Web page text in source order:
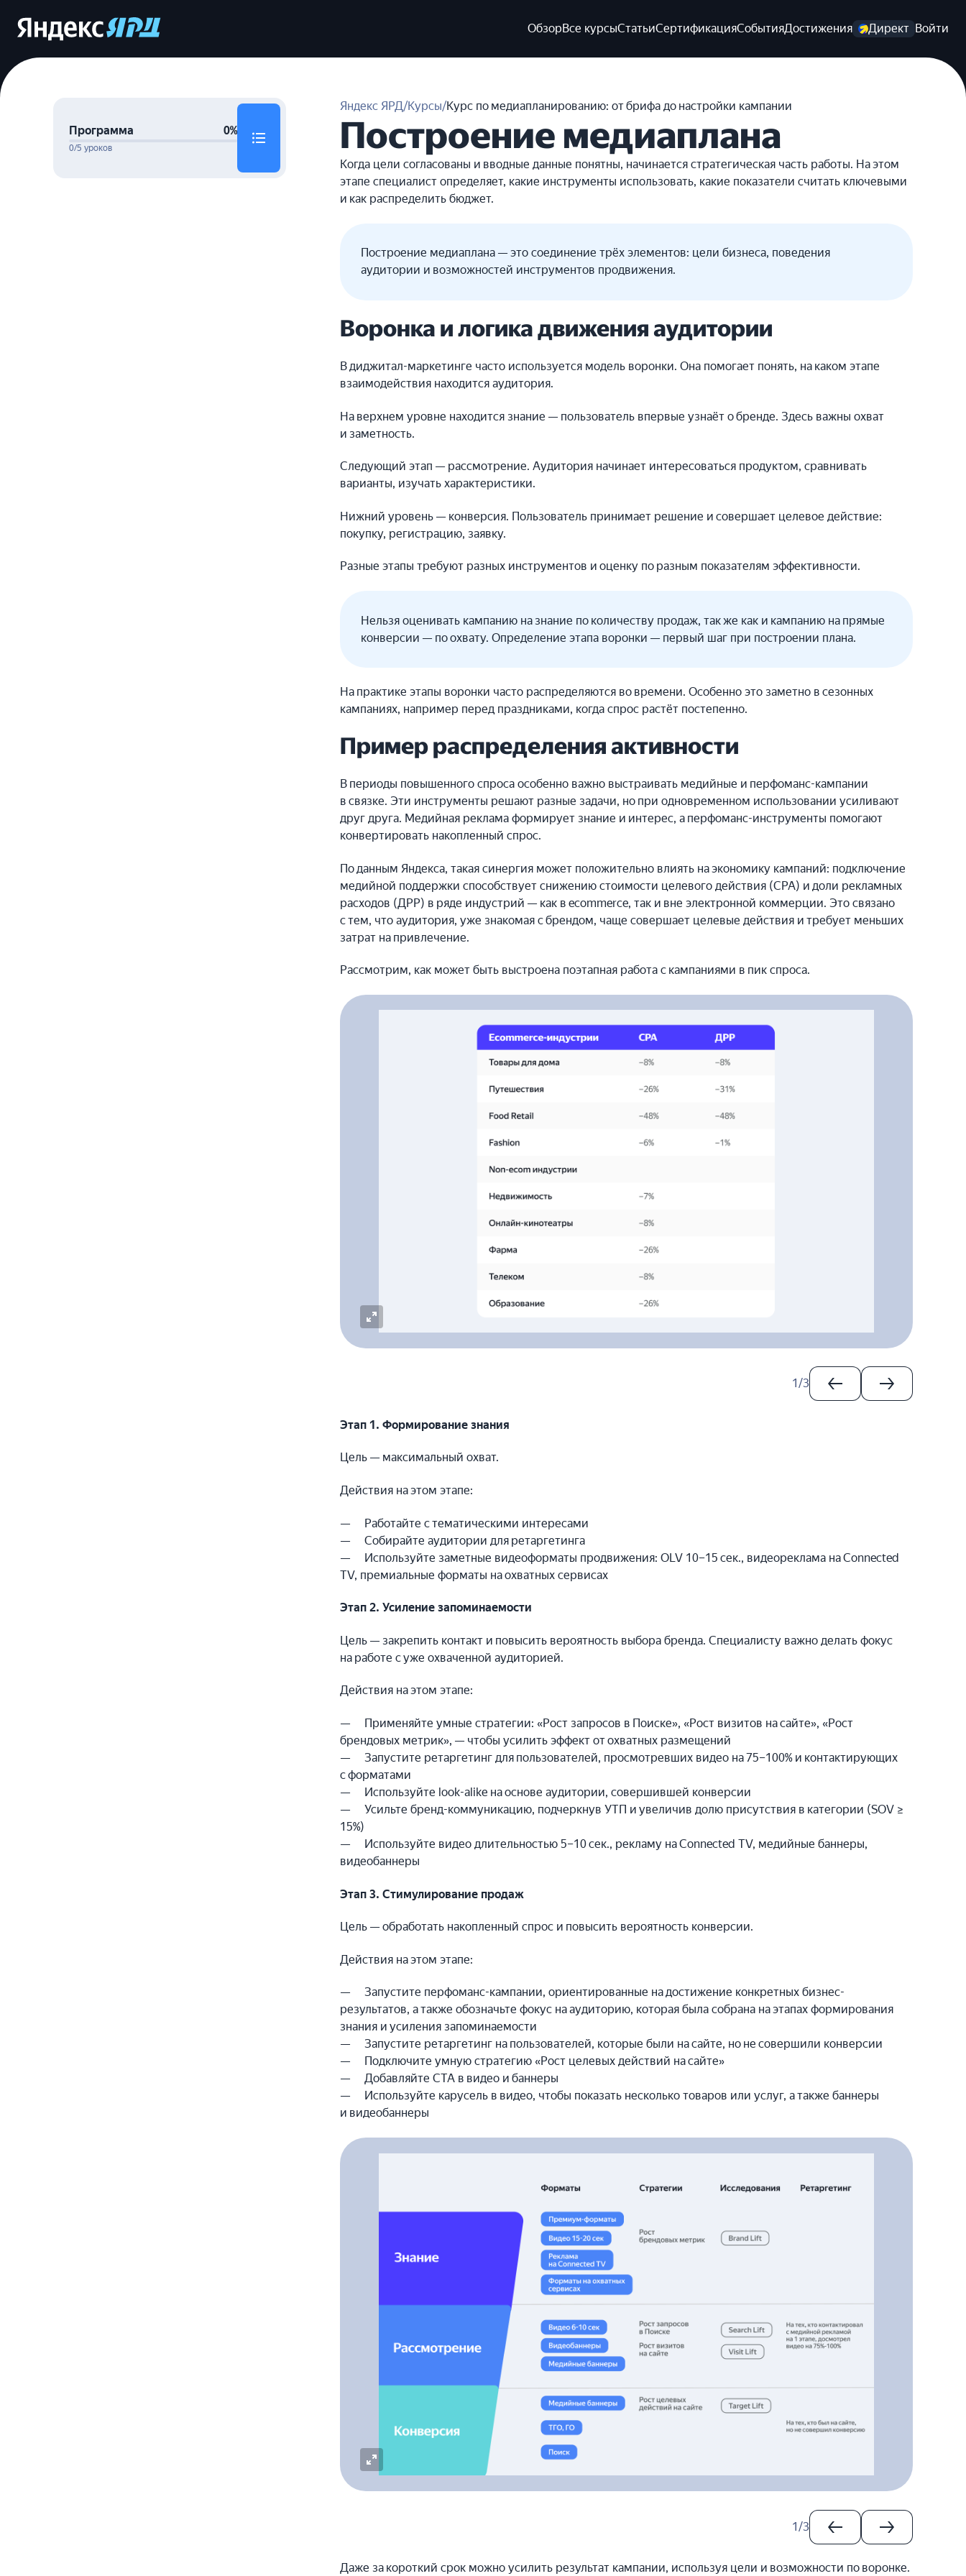
ОбзорВсе курсыСтатьиСертификацияСобытияДостижения Директ Войти
Программа 0%
0/5 уроков
Яндекс ЯРД/Курсы/Курс по медиапланированию: от брифа до настройки кампании
Построение медиаплана
Когда цели согласованы и вводные данные понятны, начинается стратегическая часть работы. На этом
этапе специалист определяет, какие инструменты использовать, какие показатели считать ключевыми
и как распределить бюджет.
Построение медиаплана — это соединение трёх элементов: цели бизнеса, поведения
аудитории и возможностей инструментов продвижения.
Воронка и логика движения аудитории
В диджитал-маркетинге часто используется модель воронки. Она помогает понять, на каком этапе
взаимодействия находится аудитория.
На верхнем уровне находится знание — пользователь впервые узнаёт о бренде. Здесь важны охват
и заметность.
Следующий этап — рассмотрение. Аудитория начинает интересоваться продуктом, сравнивать
варианты, изучать характеристики.
Нижний уровень — конверсия. Пользователь принимает решение и совершает целевое действие:
покупку, регистрацию, заявку.
Разные этапы требуют разных инструментов и оценку по разным показателям эффективности.
Нельзя оценивать кампанию на знание по количеству продаж, так же как и кампанию на прямые
конверсии — по охвату. Определение этапа воронки — первый шаг при построении плана.
На практике этапы воронки часто распределяются во времени. Особенно это заметно в сезонных
кампаниях, например перед праздниками, когда спрос растёт постепенно.
Пример распределения активности
В периоды повышенного спроса особенно важно выстраивать медийные и перфоманс-кампании
в связке. Эти инструменты решают разные задачи, но при одновременном использовании усиливают
друг друга. Медийная реклама формирует знание и интерес, а перфоманс-инструменты помогают
конвертировать накопленный спрос.
По данным Яндекса, такая синергия может положительно влиять на экономику кампаний: подключение
медийной поддержки способствует снижению стоимости целевого действия (CPA) и доли рекламных
расходов (ДРР) в ряде индустрий — как в ecommerce, так и вне электронной коммерции. Это связано
с тем, что аудитория, уже знакомая с брендом, чаще совершает целевые действия и требует меньших
затрат на привлечение.
Рассмотрим, как может быть выстроена поэтапная работа с кампаниями в пик спроса.
1 /3
Этап 1. Формирование знания
Цель — максимальный охват.
Действия на этом этапе:
Работайте с тематическими интересами
Собирайте аудитории для ретаргетинга
Используйте заметные видеоформаты продвижения: OLV 10–15 сек., видеореклама на Connected
TV, премиальные форматы на охватных сервисах
Этап 2. Усиление запоминаемости
Цель — закрепить контакт и повысить вероятность выбора бренда. Специалисту важно делать фокус
на работе с уже охваченной аудиторией.
Действия на этом этапе:
Применяйте умные стратегии: «Рост запросов в Поиске», «Рост визитов на сайте», «Рост
брендовых метрик», — чтобы усилить эффект от охватных размещений
Запустите ретаргетинг для пользователей, просмотревших видео на 75–100% и контактирующих
с форматами
Используйте look-alike на основе аудитории, совершившей конверсии
Усильте бренд-коммуникацию, подчеркнув УТП и увеличив долю присутствия в категории (ЅOV ≥
15%)
Используйте видео длительностью 5–10 сек., рекламу на Connected TV, медийные баннеры,
видеобаннеры
Этап 3. Стимулирование продаж
Цель — обработать накопленный спрос и повысить вероятность конверсии.
Действия на этом этапе:
Запустите перфоманс-кампании, ориентированные на достижение конкретных бизнес-
результатов, а также обозначьте фокус на аудиторию, которая была собрана на этапах формирования
знания и усиления запоминаемости
Запустите ретаргетинг на пользователей, которые были на сайте, но не совершили конверсии
Подключите умную стратегию «Рост целевых действий на сайте»
Добавляйте CTA в видео и баннеры
Используйте карусель в видео, чтобы показать несколько товаров или услуг, а также баннеры
и видеобаннеры
1/3
Даже за короткий срок можно усилить результат кампании, используя цели и возможности по воронке.